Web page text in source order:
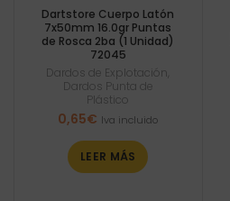
Dartstore Cuerpo Latón
7x50mm 16.0gr Puntas
de Rosca 2ba (1 Unidad)
72045
Dardos de Explotación
Dardos Punta de
Plástico
0,65€ Iva incluido
LEER MÁS